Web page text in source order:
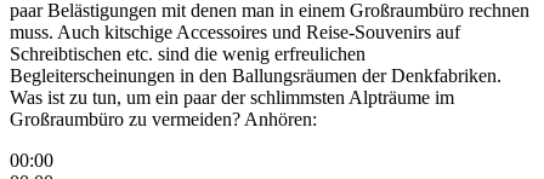
paar Belästigungen mit denen man in einem Großraumbüro rechnen
muss. Auch kitschige Accessoires und Reise-Souvenirs auf
Schreibtischen etc. sind die wenig erfreulichen
Begleiterscheinungen in den Ballungsräumen der Denkfabriken.
Was ist zu tun, um ein paar der schlimmsten Alpträume im
Großraumbüro zu vermeiden? Anhören:
00:00